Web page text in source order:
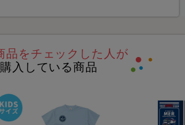
品をチェックした人が
購入している商品